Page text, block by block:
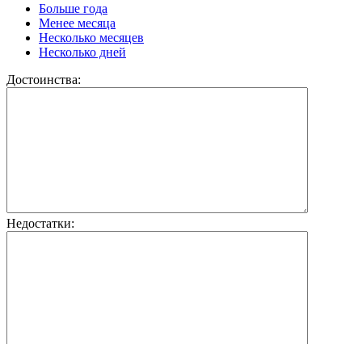
Больше года
Менее месяца
Несколько месяцев
Несколько дней
Достоинства:
Недостатки: